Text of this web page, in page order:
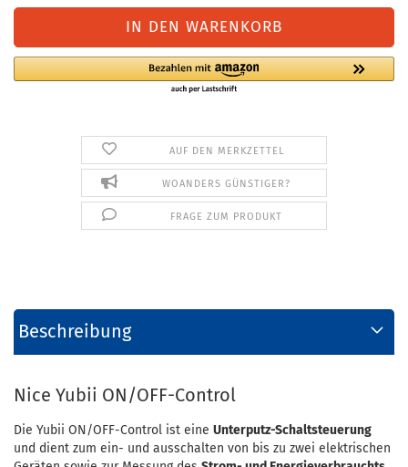
AUF DEN MERKZETTEL
WOANDERS GÜNSTIGER?
FRAGE ZUM PRODUKT
Beschreibung
Nice Yubii ON/OFF-Control
Die Yubii ON/OFF-Control ist eine Unterputz-Schaltsteuerung
und dient zum ein- und ausschalten von bis zu zwei elektrischen